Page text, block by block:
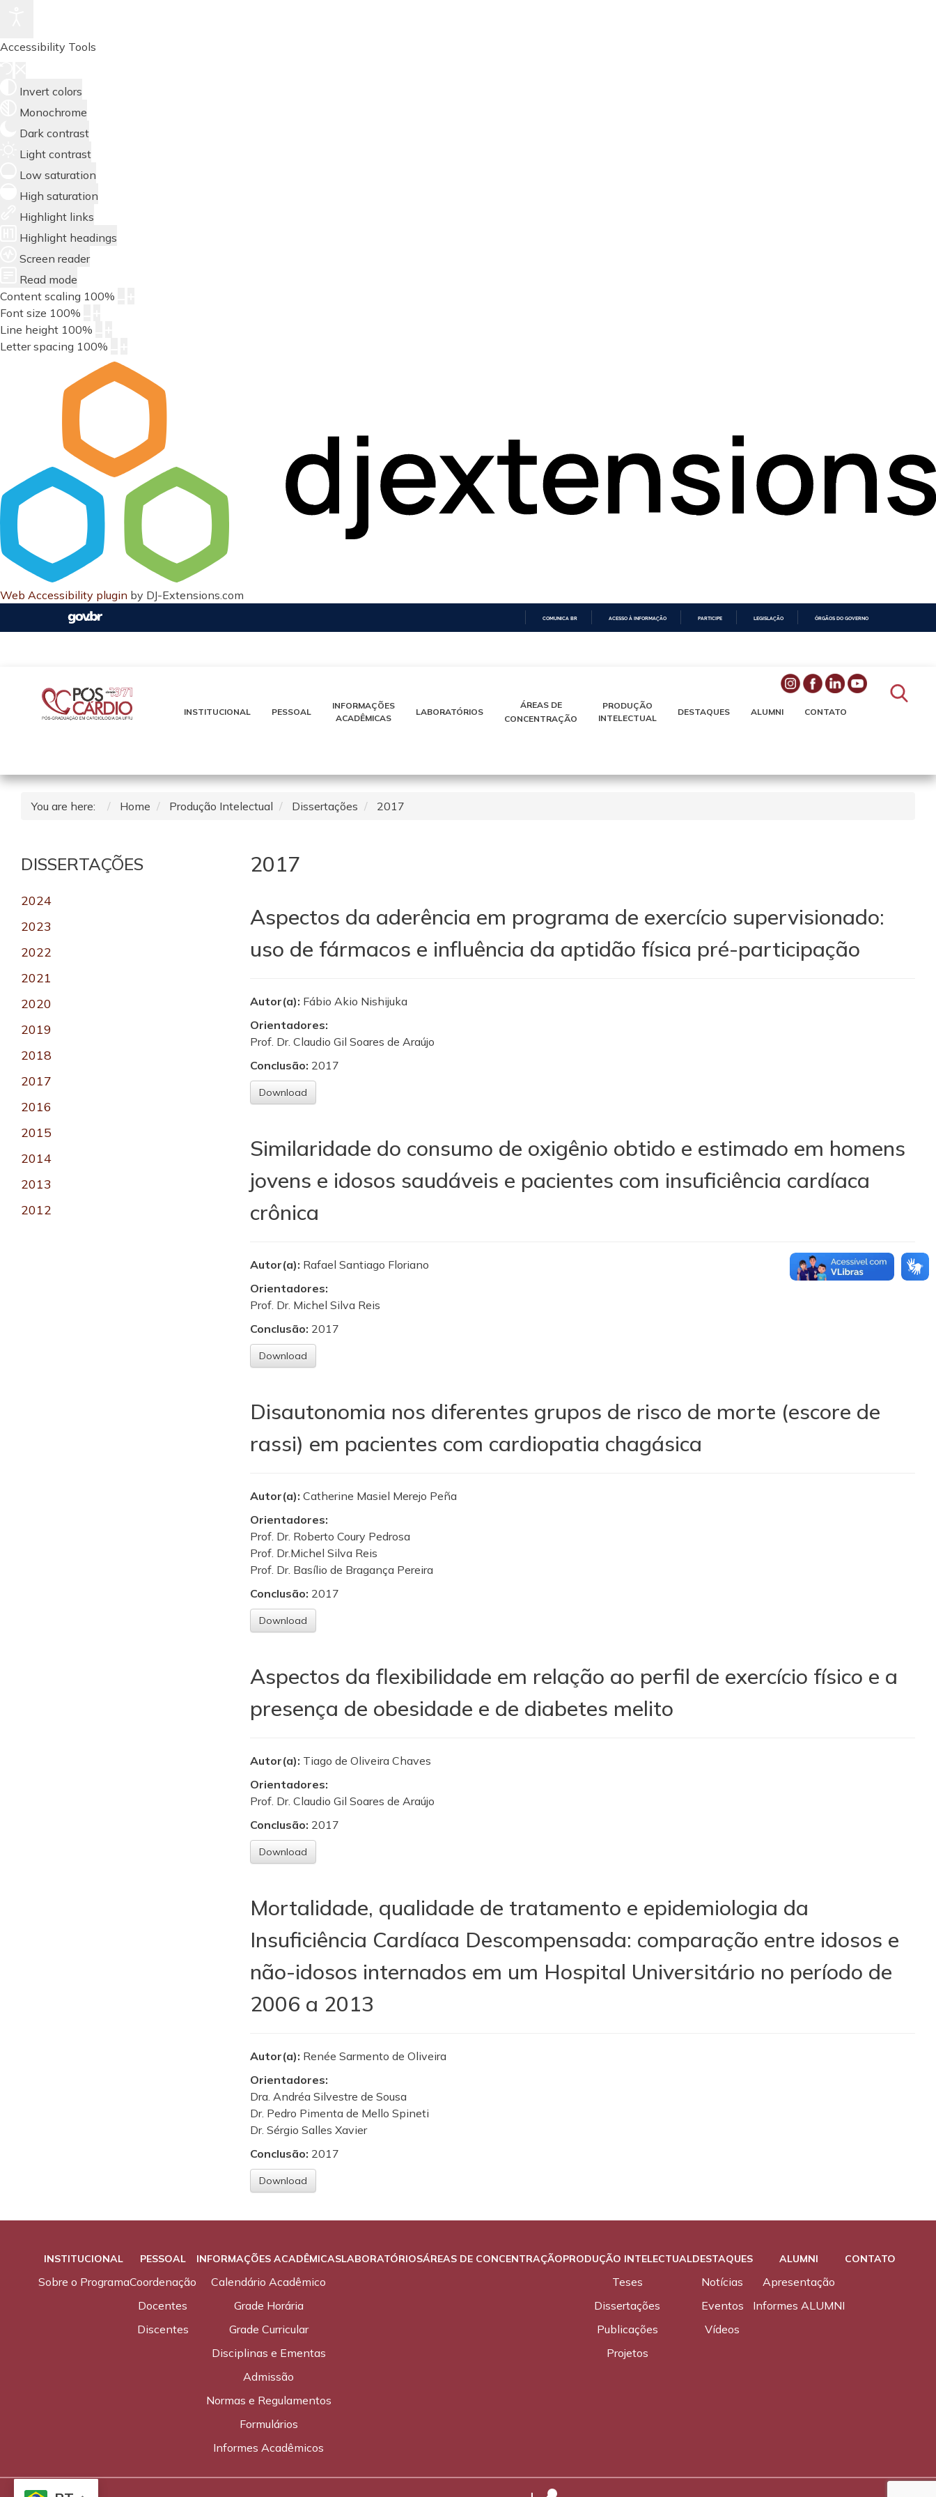
Accessibility Tools
Invert colors
Monochrome
Dark contrast
Light contrast
Low saturation
High saturation
Highlight links
Highlight headings
Screen reader
Read mode
Content scaling 100%
Font size 100%
Line height 100%
Letter spacing 100%
Web Accessibility plugin by DJ-Extensions.com
COMUNICA BR ACESSO À INFORMAÇÃO PARTICIPE LEGISLAÇÃO ÓRGÃOS DO GOVERNO
INSTITUCIONAL PESSOAL
INFORMAÇÕES
ACADÊMICAS
LABORATÓRIOS
ÁREAS DE
CONCENTRAÇÃO
PRODUÇÃO
INTELECTUAL
DESTAQUES ALUMNI CONTATO
You are here: Home Produção Intelectual Dissertações 2017
DISSERTAÇÕES
2024
2023
2022
2021
2020
2019
2018
2017
2016
2015
2014
2013
2012
2017
Aspectos da aderência em programa de exercício supervisionado:
uso de fármacos e influência da aptidão física pré-participação
Autor(a): Fábio Akio Nishijuka
Orientadores:
Prof. Dr. Claudio Gil Soares de Araújo
Conclusão: 2017
Download
Similaridade do consumo de oxigênio obtido e estimado em homens
jovens e idosos saudáveis e pacientes com insuficiência cardíaca
crônica
Autor(a): Rafael Santiago Floriano
Orientadores:
Prof. Dr. Michel Silva Reis
Conclusão: 2017
Download
Disautonomia nos diferentes grupos de risco de morte (escore de
rassi) em pacientes com cardiopatia chagásica
Autor(a): Catherine Masiel Merejo Peña
Orientadores:
Prof. Dr. Roberto Coury Pedrosa
Prof. Dr.Michel Silva Reis
Prof. Dr. Basílio de Bragança Pereira
Conclusão: 2017
Download
Aspectos da flexibilidade em relação ao perfil de exercício físico e a
presença de obesidade e de diabetes melito
Autor(a): Tiago de Oliveira Chaves
Orientadores:
Prof. Dr. Claudio Gil Soares de Araújo
Conclusão: 2017
Download
Mortalidade, qualidade de tratamento e epidemiologia da
Insuficiência Cardíaca Descompensada: comparação entre idosos e
não-idosos internados em um Hospital Universitário no período de
2006 a 2013
Autor(a): Renée Sarmento de Oliveira
Orientadores:
Dra. Andréa Silvestre de Sousa
Dr. Pedro Pimenta de Mello Spineti
Dr. Sérgio Salles Xavier
Conclusão: 2017
Download
INSTITUCIONAL
Sobre o Programa
PESSOAL
Coordenação
Docentes
Discentes
INFORMAÇÕES ACADÊMICAS
Calendário Acadêmico
Grade Horária
Grade Curricular
Disciplinas e Ementas
Admissão
Normas e Regulamentos
Formulários
Informes Acadêmicos
LABORATÓRIOSÁREAS DE CONCENTRAÇÃOPRODUÇÃO INTELECTUAL
Teses
Dissertações
Publicações
Projetos
DESTAQUES
Notícias
Eventos
Vídeos
ALUMNI
Apresentação
Informes ALUMNI
CONTATO